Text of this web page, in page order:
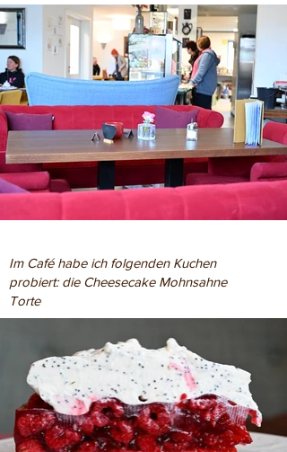
Im Café habe ich folgenden Kuchen
probiert: die Cheesecake Mohnsahne
Torte